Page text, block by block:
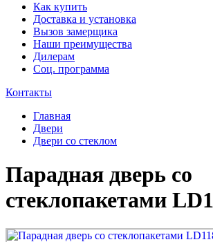
Как купить
Доставка и установка
Вызов замерщика
Наши преимущества
Дилерам
Соц. программа
Контакты
Главная
Двери
Двери со стеклом
Парадная дверь со
стеклопакетами